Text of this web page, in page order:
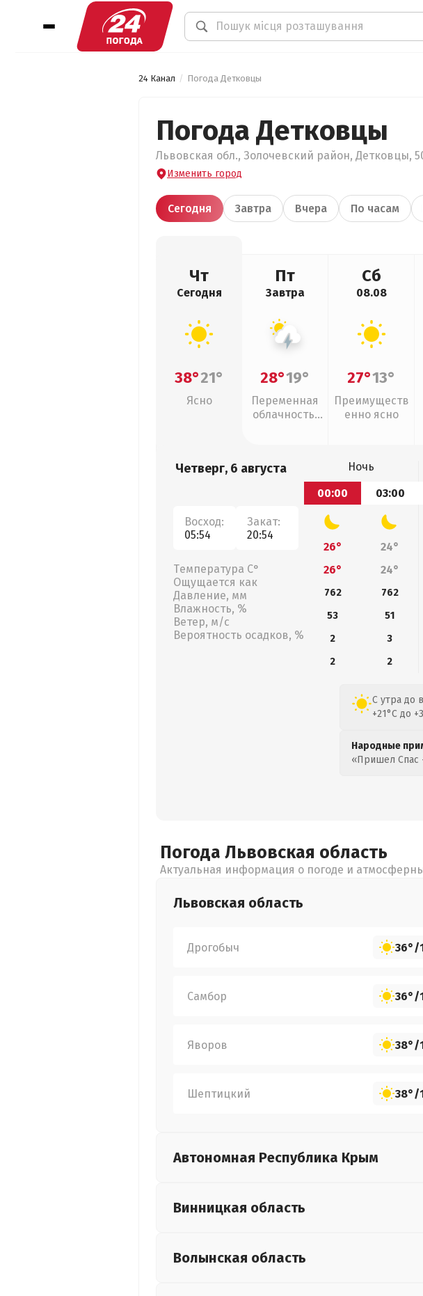
24 Канал Погода Детковцы
Погода Детковцы
Львовская обл., Золочевский район, Детковцы,
Изменить город
Сегодня Завтра Вчера По часам
Чт
Сегодня
38°21°
Ясно
Пт
Завтра
28°19°
Переменная
облачность,
Сб
08.08
27°13°
Преимуществ
енно ясно
Четверг, 6 августа
Восход:
05:54
Закат:
20:54
Температура С°
Ощущается как
Давление, мм
Влажность, %
Ветер, м/с
Вероятность осадков, %
Ночь
00:00
03:00
26° 24°
26°
24°
762 762
53
51
2
3
2
2
С утра до
+21°C до
Народные
«Пришел Спас
Погода Львовская область
Актуальная информация о погоде и
Львовская область
Дрогобыч 36°/
Самбор 36°/
Яворов 38°/
Шептицкий 38°/
Автономная Республика Крым
Винницкая область
Волынская область